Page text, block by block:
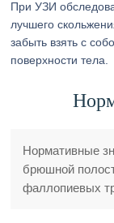
При УЗИ
лучшего
забыть взять с
поверхности тела.
Нормативные
брюшной
фаллопиевых